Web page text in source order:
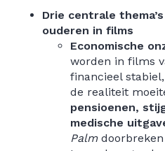
Drie centrale
ouderen in films
Economische
worden in films
financieel
de realiteit
pensioenen,
medische
Palmdoorbreken